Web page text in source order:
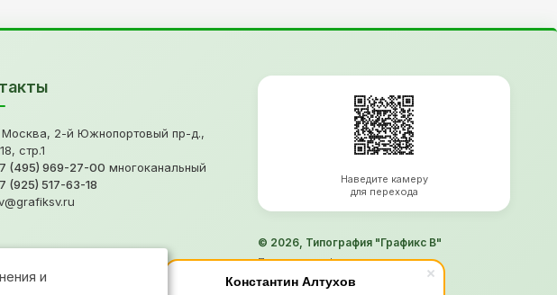
Константин Алтухов
Москва, 2-й Южнопортовый пр-д.,
стр.1
(495) 969-27-00 многоканальный
(925) 517-63-18
Наведите камеру
для перехода
© 2026, Типография "Графикс В"
Политика конфиденциальности
Согласие на обработку ПД
Информация не является офертой
и